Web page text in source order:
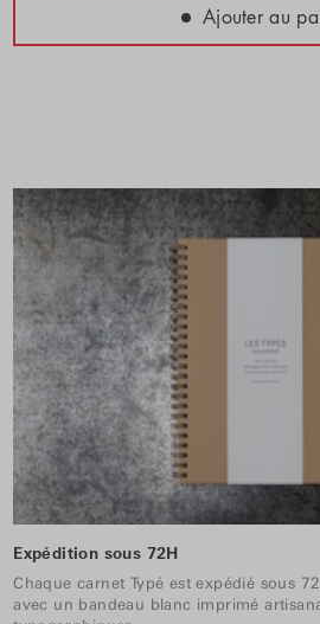
Ajouter au
Expédition sous 72H
Chaque carnet Typé est expédié sous
avec un bandeau blanc imprimé